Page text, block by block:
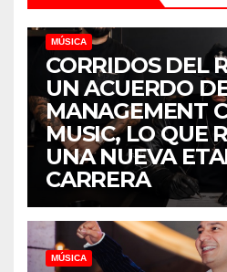
MÚSICA
CORRIDOS DEL
UN ACUERDO
MANAGEMENT
MUSIC, LO QUE
UNA NUEVA
CARRERA
MÚSICA